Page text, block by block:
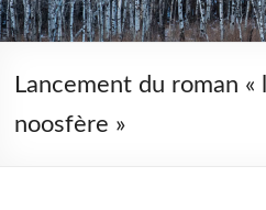
Lancement du roman
noosfère »